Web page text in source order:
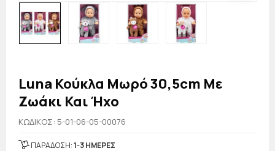
Luna Κούκλα Μωρό 30,5cm Με
Ζωάκι Και Ήχο
KΩΔΙΚΟΣ: 5-01-06-05-00076
ΠΑΡΑΔΟΣΗ:1-3 ΗΜΕΡΕΣ